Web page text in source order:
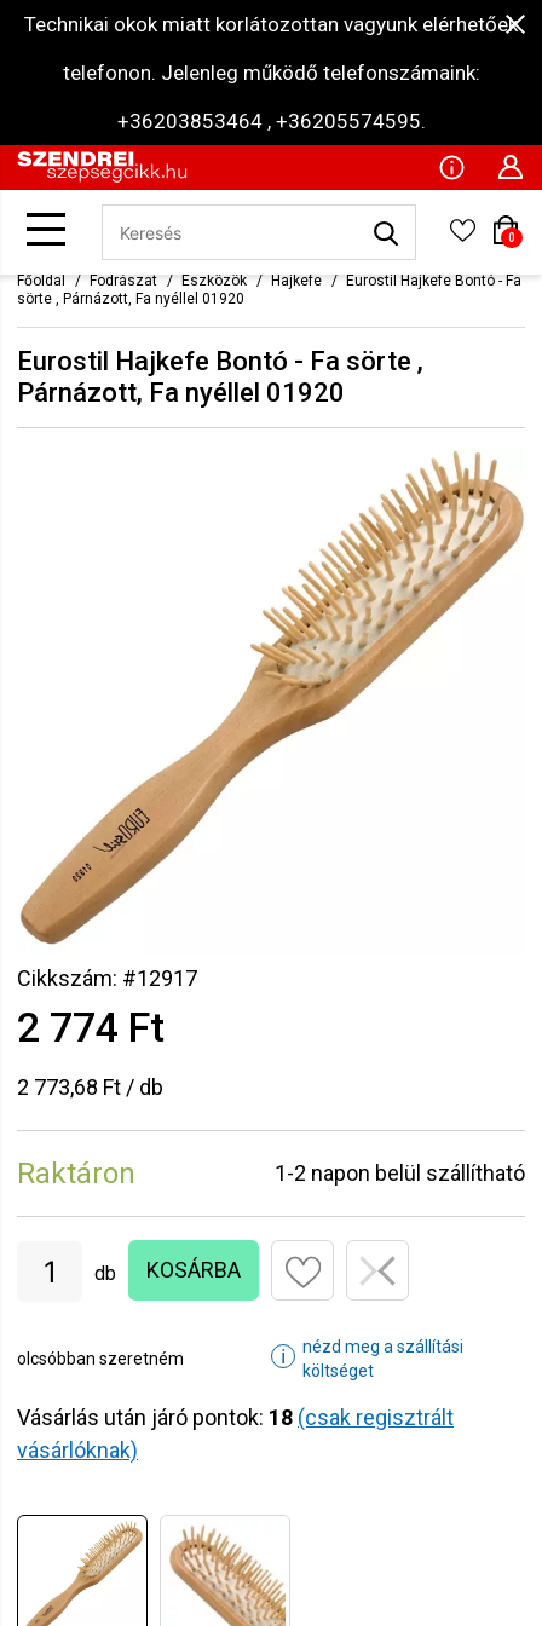
Technikai okok miatt korlátozottan vagyunk elérhetőek
telefonon. Jelenleg működő telefonszámaink:
+36203853464 , +36205574595.
0
Főoldal Fodrászat Eszközök Hajkefe
Eurostil Hajkefe Bontó - Fa
sörte , Párnázott, Fa nyéllel 01920
Eurostil Hajkefe Bontó - Fa sörte ,
Párnázott, Fa nyéllel 01920
Cikkszám: #12917
2 774 Ft
2 773,68 Ft / db
Raktáron 1-2 napon belül szállítható
db KOSÁRBA
olcsóbban szeretném ℹ
nézd meg a szállítási
költséget
Vásárlás után járó pontok: 18 (csak regisztrált
vásárlóknak)